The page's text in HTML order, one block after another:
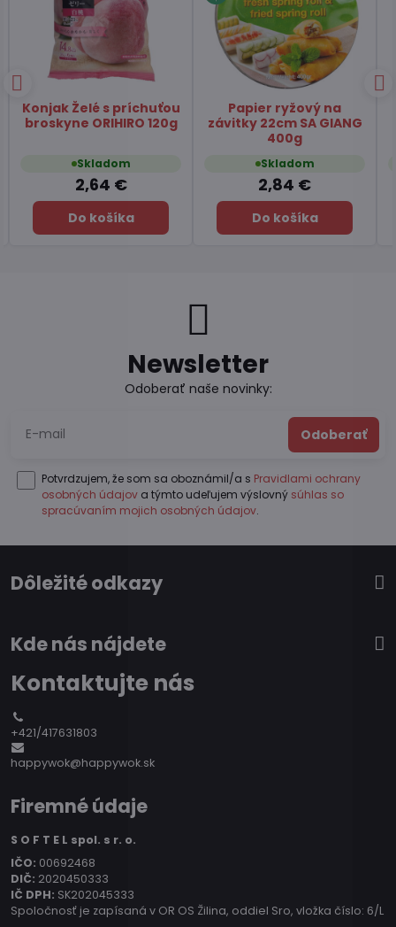
Čaj Matcha Yuzu
TSUBOICHI 5x10g
Skladom
7,45 €
Do košíka
Čaj zelený pražený
Hojicha latte TSUBOICHI
100g
Skladom
6,49 €
Do košíka
Newsletter
Odoberať naše novinky:
Odoberať
Potvrdzujem, že som sa oboznámil/a s Pravidlami ochrany
osobných údajov a týmto udeľujem výslovný súhlas so
spracúvaním mojich osobných údajov.
Dôležité odkazy
Kde nás nájdete
Kontaktujte nás
+421/417631803
happywok@happywok.sk
Firemné údaje
S O F T E L spol. s r. o.
IČO: 00692468
DIČ: 2020450333
IČ DPH: SK202045333
Spoločnosť je zapísaná v OR OS Žilina, oddiel Sro, vložka číslo: 6/L